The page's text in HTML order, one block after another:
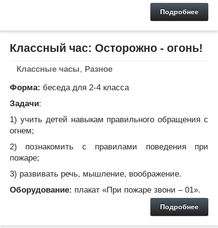
Подробнее
Классный час: Осторожно - огонь!
Классные часы, Разное
Форма: беседа для 2-4 класса
Задачи:
1) учить детей навыкам правильного обращения с
огнем;
2) познакомить с правилами поведения при
пожаре;
3) развивать речь, мышление, воображение.
Оборудование: плакат «При пожаре звони – 01».
Подробнее